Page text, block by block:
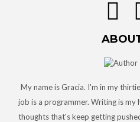
My name is Gracia. I'm in my
job is a programmer. Writing is my
thoughts that's keep getting